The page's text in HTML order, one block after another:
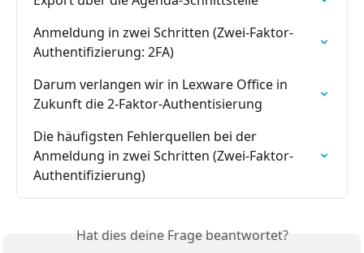
Anmeldung in zwei Schritten (Zwei-Faktor-
Authentifizierung: 2FA)
Darum verlangen wir in Lexware Office in
Zukunft die 2-Faktor-Authentisierung
Die häufigsten Fehlerquellen bei der
Anmeldung in zwei Schritten (Zwei-Faktor-
Authentifizierung)
Hat dies deine Frage beantwortet?